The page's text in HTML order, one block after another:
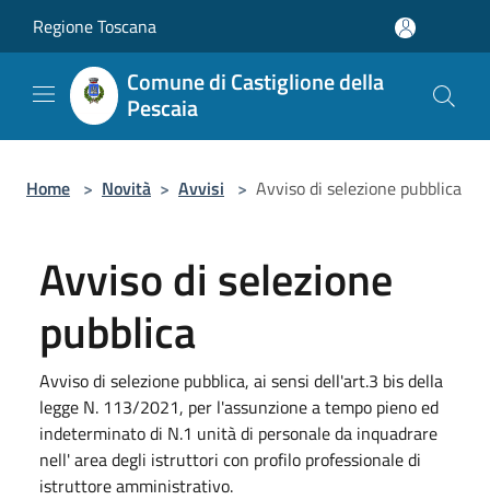
Regione Toscana
Comune di Castiglione della
Pescaia
Home > Novità > Avvisi > Avviso di selezione pubblica
Avviso di selezione
pubblica
Avviso di selezione pubblica, ai sensi dell'art.3 bis della
legge N. 113/2021, per l'assunzione a tempo pieno ed
indeterminato di N.1 unità di personale da inquadrare
nell' area degli istruttori con profilo professionale di
istruttore amministrativo.